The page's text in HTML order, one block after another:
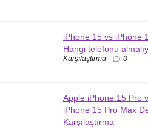
iPhone 15 vs iPhone
Hangi telefonu
Karşılaştırma 0
Apple iPhone 15 Pro
iPhone 15 Pro Max
Karşılaştırma